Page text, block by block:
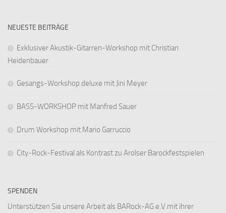
NEUESTE BEITRÄGE
Exklusiver Akustik-Gitarren-Workshop mit Christian
Heidenbauer
Gesangs-Workshop deluxe mit Jini Meyer
BASS-WORKSHOP mit Manfred Sauer
Drum Workshop mit Mario Garruccio
City-Rock-Festival als Kontrast zu Arolser Barockfestspielen
SPENDEN
Unterstützen Sie unsere Arbeit als BARock-AG e.V.mit ihrer